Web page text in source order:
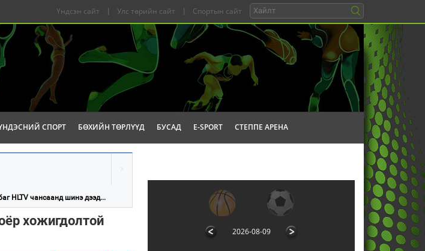
Үндсэн сайт | Улс төрийн сайт | Спортын сайт
СПОРТ БӨХИЙН ТӨРЛҮҮД БУСАД E-SPORT СТЕППЕ АРЕНА
HLTV чансаанд шинэ дээд...
хожигдолтой
2026-08-09